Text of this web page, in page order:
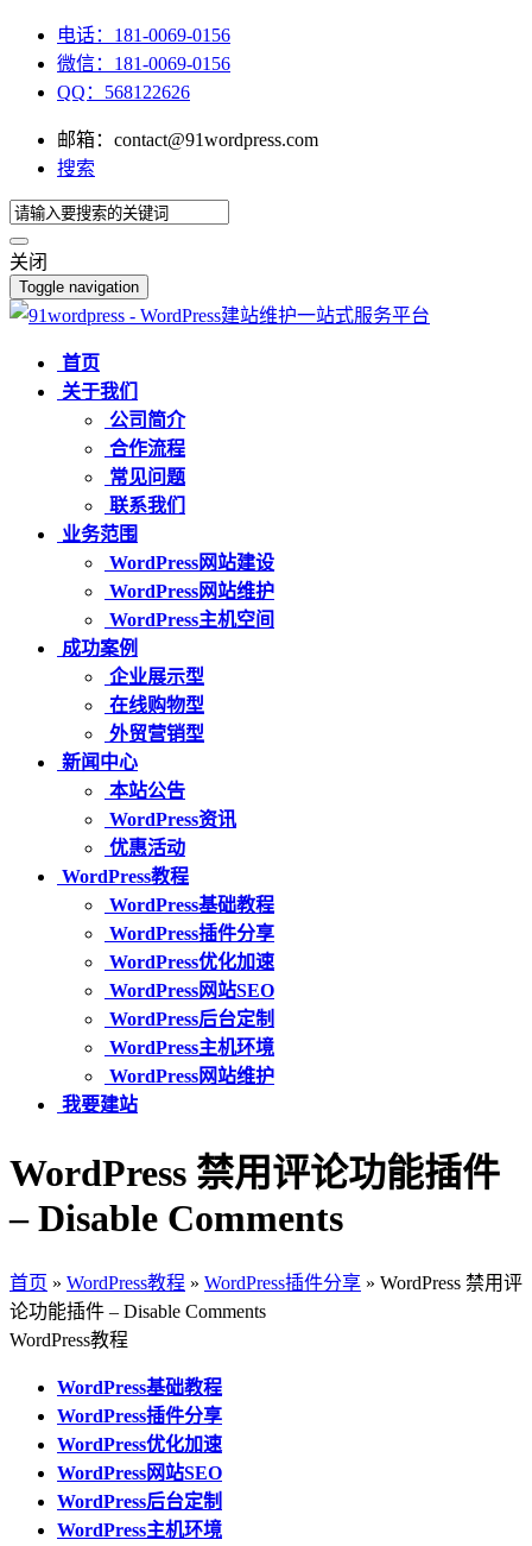
电话：181-0069-0156
微信：181-0069-0156
QQ：568122626
邮箱：contact@91wordpress.com
搜索
关闭
Toggle navigation
首页
关于我们
公司简介
合作流程
常见问题
联系我们
业务范围
WordPress网站建设
WordPress网站维护
WordPress主机空间
成功案例
企业展示型
在线购物型
外贸营销型
新闻中心
本站公告
WordPress资讯
优惠活动
WordPress教程
WordPress基础教程
WordPress插件分享
WordPress优化加速
WordPress网站SEO
WordPress后台定制
WordPress主机环境
WordPress网站维护
我要建站
WordPress 禁用评论功能插件
– Disable Comments
首页 » WordPress教程 » WordPress插件分享 » WordPress 禁用评
论功能插件 – Disable Comments
WordPress教程
WordPress基础教程
WordPress插件分享
WordPress优化加速
WordPress网站SEO
WordPress后台定制
WordPress主机环境